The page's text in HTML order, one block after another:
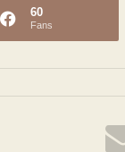
60
Fans